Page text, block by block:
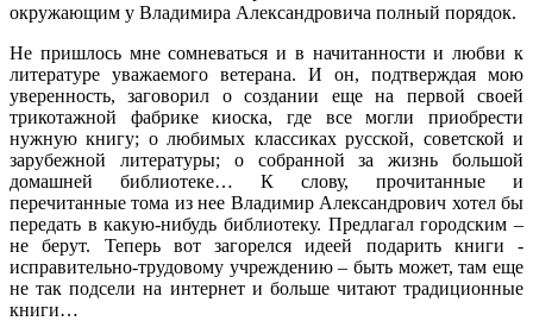
окружающим у Владимира Александровича полный порядок.
Не пришлось мне сомневаться и в начитанности и любви к
литературе уважаемого ветерана. И он, подтверждая мою
уверенность, заговорил о создании еще на первой своей
трикотажной фабрике киоска, где все могли приобрести
нужную книгу; о любимых классиках русской, советской и
зарубежной литературы; о собранной за жизнь большой
домашней библиотеке… К слову, прочитанные и
перечитанные тома из нее Владимир Александрович хотел бы
передать в какую-нибудь библиотеку. Предлагал городским –
не берут. Теперь вот загорелся идеей подарить книги ­
исправительно-трудовому учреждению – быть может, там еще
не так подсели на интернет и больше читают традиционные
книги…